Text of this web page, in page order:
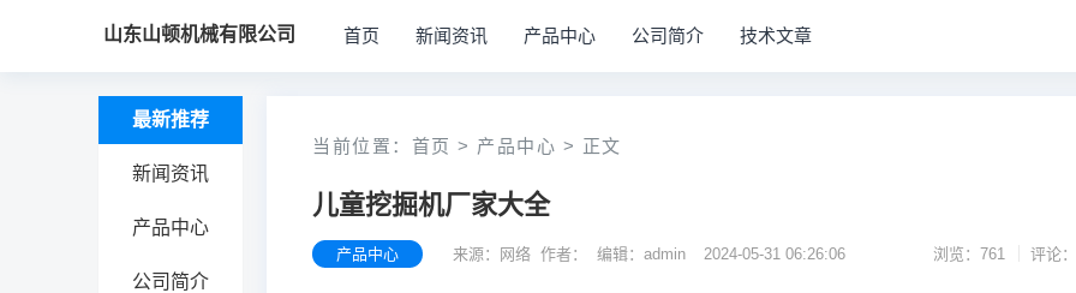
山东山顿机械有限公司 首页 新闻资讯 产品中心 公司简介 技术文章
最新推荐
新闻资讯
产品中心
公司简介
当前位置： 首页 > 产品中心 > 正文
儿童挖掘机厂家大全
产品中心 来源：网络 作者： 编辑：admin 2024-05-31 06:26:06 浏览：761 评论